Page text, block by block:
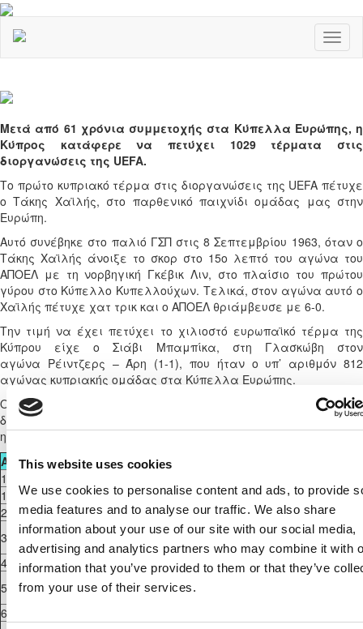
This website uses cookies
We use cookies to personalise content and ads, to provide
media features and to analyse our traffic. We also share
information about your use of our site with our social media,
advertising and analytics partners who may combine it with
information that you’ve provided to them or that they’ve
from your use of their services.
Μετά από 61 χρόνια συμμετοχής στα Κύπελλα Ευρώπης, η
Κύπρος κατάφερε να πετύχει 1029 τέρματα στις
διοργανώσεις της UEFA.
Το πρώτο κυπριακό τέρμα στις διοργανώσεις της UEFA πέτυχε
ο Τάκης Χαϊλής, στο παρθενικό παιχνίδι ομάδας μας στην
Ευρώπη.
Αυτό συνέβηκε στο παλιό ΓΣΠ στις 8 Σεπτεμβρίου 1963, όταν ο
Τάκης Χαϊλής άνοιξε το σκορ στο 15ο λεπτό του αγώνα του
ΑΠΟΕΛ με τη νορβηγική Γκέβικ Λιν, στο πλαίσιο του πρώτου
γύρου στο Κύπελλο Κυπελλούχων. Τελικά, στον αγώνα αυτό ο
Χαϊλής πέτυχε χατ τρικ και ο ΑΠΟΕΛ θριάμβευσε με 6-0.
Την τιμή να έχει πετύχει το χιλιοστό ευρωπαϊκό τέρμα της
Κύπρου είχε ο Σιάβι Μπαμπίκα, στη Γλασκώβη στον
αγώνα Ρέιντζερς – Άρη (1-1), που ήταν ο υπ’ αριθμόν 812
αγώνας κυπριακής ομάδας στα Κύπελλα Ευρώπης.
Ο Άρης με το ισόπαλο 1-1 έγινε η πρώτη κυπριακή ομάδα που
δεν έχασε σε ευρωπαϊκό παιχνίδι στη Σκωτία και παράλληλα,
η Κύπρος έφτασε τα χίλια τέρματα στην Ευρώπη.
ΑΓΩΝΑΣΗΜΕΡΟΜΗΝΙΑΑΓΩΝΑΣ
1
100
01.10.1986 Ελσίνκι - ΑΠΟΕΛ 3-2
Νίκος
200
22.08.1996 ΑΕΚ - Κόταϊκ Αβοβιάν 5-0
Παύλος
300
13.08.2002 ΑΠΟΕΛ - ΑΕΚ Αθηνών 2-3
Μαρίνος
23'
400
02.08.2007 Ρούνταρ - Ομόνοια 0-2
Μούσα
500
04.08.2010
Σάλσμπουργκ -
Ομόνοια
600